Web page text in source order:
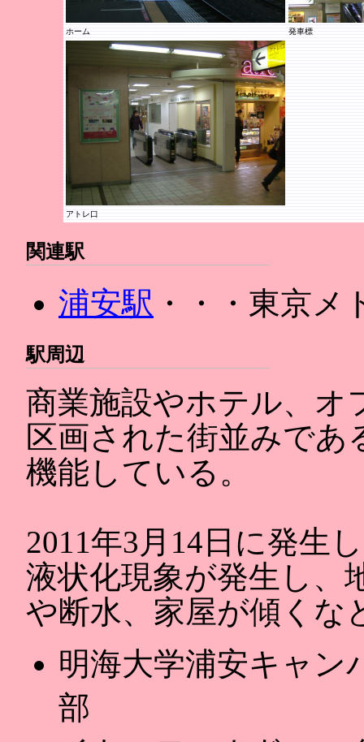
ホーム 発車標
アトレ口
関連駅
浦安駅 ・・・東京メ
駅周辺
商業施設やホテル、オ
区画された街並みであ
機能している。
2011年3月14日に発生
液状化現象が発生し、
や断水、家屋が傾くな
明海大学浦安キャ
部